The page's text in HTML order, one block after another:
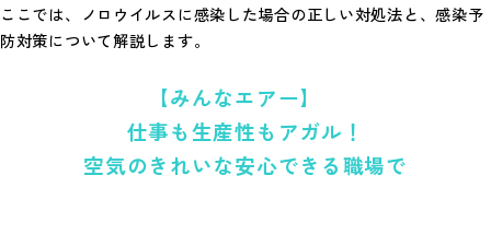
ここでは、ノロウイルスに感染した場合の正しい対処法と、感染予
防対策について解説します。
【みんなエアー】
仕事も生産性もアガル！
空気のきれいな安心できる職場で